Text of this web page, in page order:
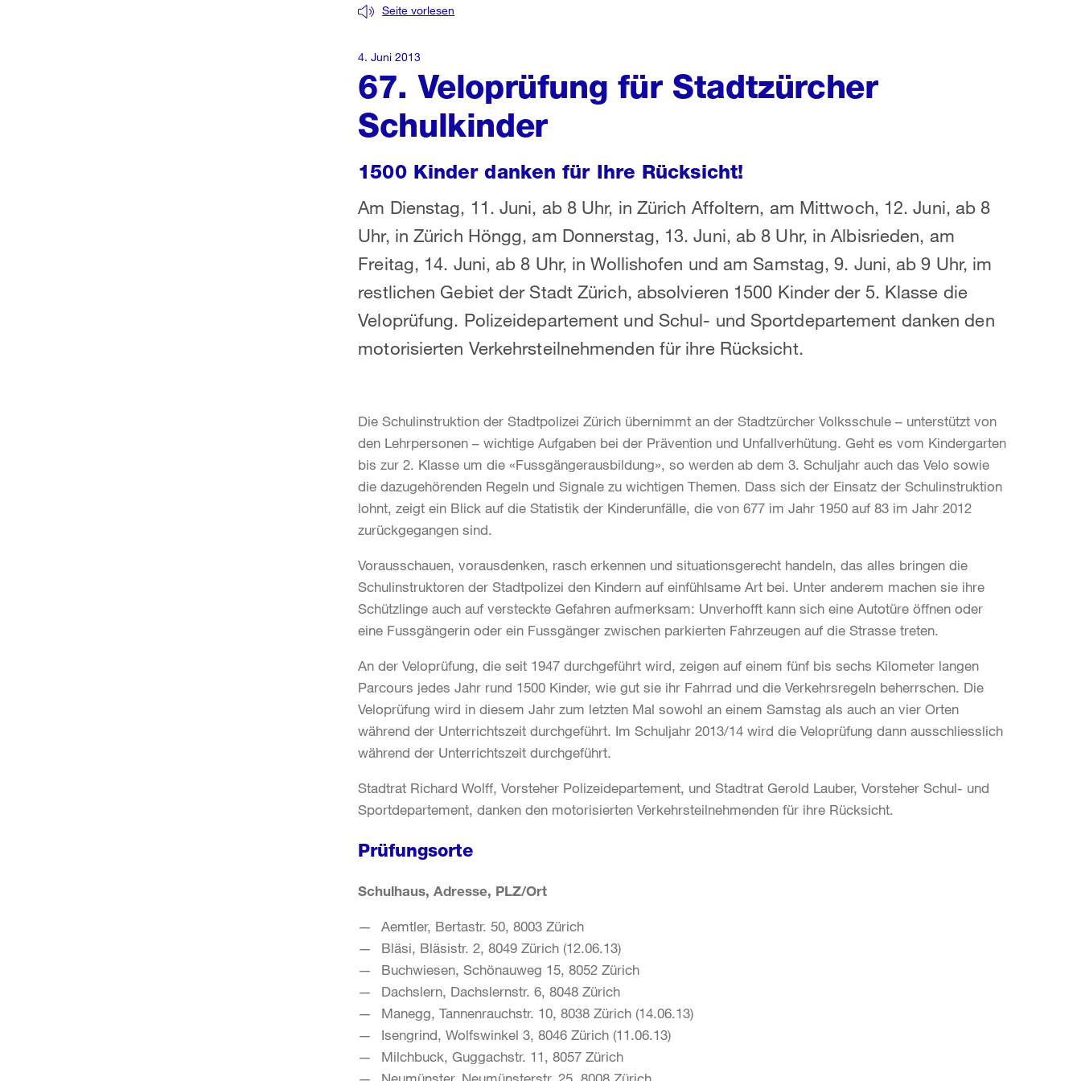
67. Veloprüfung für Stadtzürcher
Schulkinder
Seite vorlesen
1500 Kinder danken für Ihre Rücksicht!
Am Dienstag, 11. Juni, ab 8 Uhr, in Zürich Affoltern, am Mittwoch, 12. Juni, ab 8
Uhr, in Zürich Höngg, am Donnerstag, 13. Juni, ab 8 Uhr, in Albisrieden, am
Freitag, 14. Juni, ab 8 Uhr, in Wollishofen und am Samstag, 9. Juni, ab 9 Uhr, im
restlichen Gebiet der Stadt Zürich, absolvieren 1500 Kinder der 5. Klasse die
Veloprüfung. Polizeidepartement und Schul- und Sportdepartement danken den
motorisierten Verkehrsteilnehmenden für ihre Rücksicht.
4. Juni 2013
Die Schulinstruktion der Stadtpolizei Zürich übernimmt an der Stadtzürcher Volksschule – unterstützt von
den Lehrpersonen – wichtige Aufgaben bei der Prävention und Unfallverhütung. Geht es vom Kindergarten
bis zur 2. Klasse um die «Fussgängerausbildung», so werden ab dem 3. Schuljahr auch das Velo sowie
die dazugehörenden Regeln und Signale zu wichtigen Themen. Dass sich der Einsatz der Schulinstruktion
lohnt, zeigt ein Blick auf die Statistik der Kinderunfälle, die von 677 im Jahr 1950 auf 83 im Jahr 2012
zurückgegangen sind.
Vorausschauen, vorausdenken, rasch erkennen und situationsgerecht handeln, das alles bringen die
Schulinstruktoren der Stadtpolizei den Kindern auf einfühlsame Art bei. Unter anderem machen sie ihre
Schützlinge auch auf versteckte Gefahren aufmerksam: Unverhofft kann sich eine Autotüre öffnen oder
eine Fussgängerin oder ein Fussgänger zwischen parkierten Fahrzeugen auf die Strasse treten.
An der Veloprüfung, die seit 1947 durchgeführt wird, zeigen auf einem fünf bis sechs Kilometer langen
Parcours jedes Jahr rund 1500 Kinder, wie gut sie ihr Fahrrad und die Verkehrsregeln beherrschen. Die
Veloprüfung wird in diesem Jahr zum letzten Mal sowohl an einem Samstag als auch an vier Orten
während der Unterrichtszeit durchgeführt. Im Schuljahr 2013/14 wird die Veloprüfung dann ausschliesslich
während der Unterrichtszeit durchgeführt.
Stadtrat Richard Wolff, Vorsteher Polizeidepartement, und Stadtrat Gerold Lauber, Vorsteher Schul- und
Sportdepartement, danken den motorisierten Verkehrsteilnehmenden für ihre Rücksicht.
Prüfungsorte
Schulhaus, Adresse, PLZ/Ort
Aemtler, Bertastr. 50, 8003 Zürich
Bläsi, Bläsistr. 2, 8049 Zürich (12.06.13)
Buchwiesen, Schönauweg 15, 8052 Zürich
Dachslern, Dachslernstr. 6, 8048 Zürich
Manegg, Tannenrauchstr. 10, 8038 Zürich (14.06.13)
Isengrind, Wolfswinkel 3, 8046 Zürich (11.06.13)
Milchbuck, Guggachstr. 11, 8057 Zürich